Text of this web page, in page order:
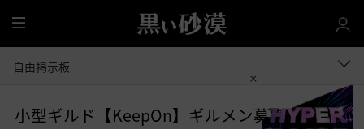
全
体
自由掲示板
小型ギルド【KeepOn】ギルメン募集中です